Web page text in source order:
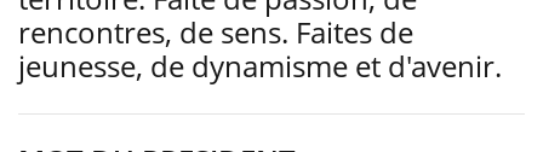
rencontres, de sens. Faites de
jeunesse, de dynamisme et d'avenir.